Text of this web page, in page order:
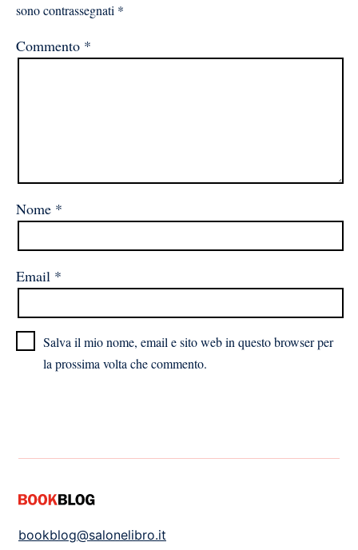
sono contrassegnati *
Commento *
Nome *
Email *
Salva il mio nome, email e sito web in questo browser per
la prossima volta che commento.
bookblog@salonelibro.it